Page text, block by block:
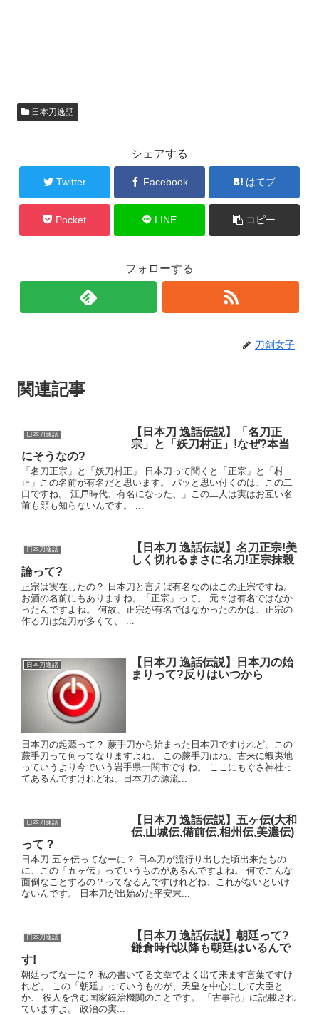
日本刀逸話
シェアする
Twitter Facebook はてブ
Pocket LINE コピー
フォローする
刀剣女子
関連記事
日本刀逸話
【日本刀 逸話伝説】「名刀正
宗」と「妖刀村正」!なぜ?本当
にそうなの?
「名刀正宗」と「妖刀村正」 日本刀って聞くと「正宗」と「村
正」この名前が有名だと思います。 パッと思い付くのは、この二
口ですね。 江戸時代、有名になった、」この二人は実はお互い名
前も顔も知らないんです。 ...
日本刀逸話
【日本刀 逸話伝説】名刀正宗!美
しく切れるまさに名刀!正宗抹殺
論って?
正宗は実在したの？ 日本刀と言えば有名なのはこの正宗ですね。
お酒の名前にもありますね。「正宗」って。 元々は有名ではなか
ったんですよね。 何故、正宗が有名ではなかったのかは、正宗の
作る刀は短刀が多くて、 ...
日本刀逸話
【日本刀 逸話伝説】日本刀の始
まりって?反りはいつから
日本刀の起源って？ 蕨手刀から始まった日本刀ですけれど、この
蕨手刀って何ってなりますよね。 この蕨手刀はね、古来に蝦夷地
っていうより今でいう岩手県一関市ですね。 ここにもぐさ神社っ
てあるんですけれどね、日本刀の源流...
日本刀逸話
【日本刀 逸話伝説】五ヶ伝(大和
伝,山城伝,備前伝,相州伝,美濃伝)
って？
日本刀 五ヶ伝ってなーに？ 日本刀が流行り出した頃出来たもの
に、この「五ヶ伝」っていうものがあるんですよね。 何でこんな
面倒なことするの？ってなるんですけれどね、これがないといけ
ないんです。 日本刀が出始めた平安末...
日本刀逸話
【日本刀 逸話伝説】朝廷って?
鎌倉時代以降も朝廷はいるんで
す!
朝廷ってなーに？ 私の書いてる文章でよく出て来ます言葉ですけ
れど、 この「朝廷」っていうものが、天皇を中心にして大臣と
か、 役人を含む国家統治機関のことです。 「古事記」に記載され
ていますよ。 政治の実...